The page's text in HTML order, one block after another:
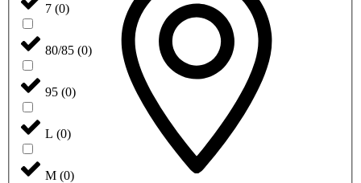
7 (0)
80/85 (0)
95 (0)
L (0)
M (0)